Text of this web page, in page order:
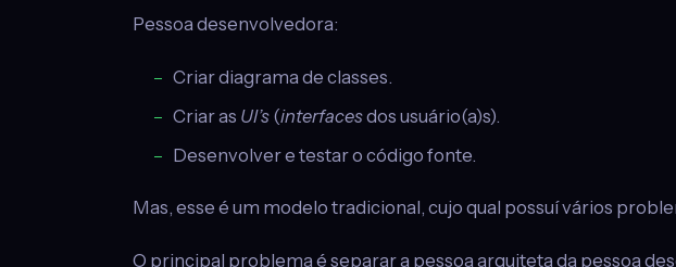
Pessoa desenvolvedora:
Criar diagrama de classes.
Criar as UI’s (interfacesdos usuário(a)s).
Desenvolver e testar o código fonte.
Mas, esse é um modelo tradicional, cujo qual possuí vários
O principal problema é separar a pessoa arquiteta da pessoa